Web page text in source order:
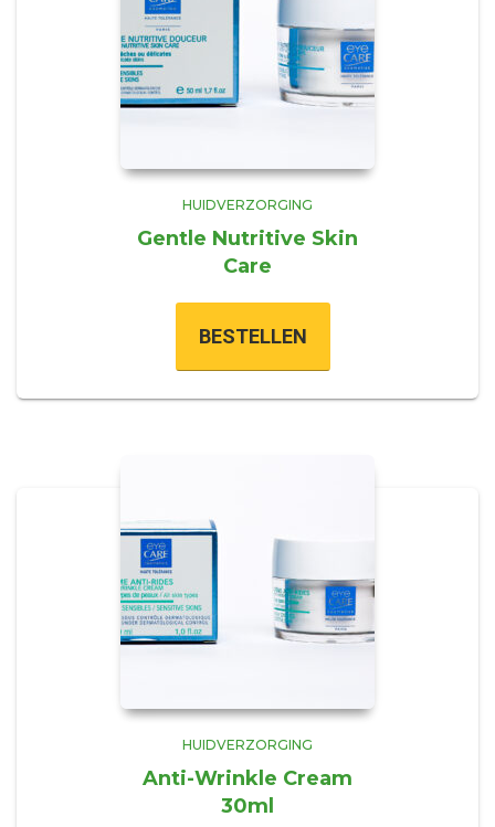
HUIDVERZORGING
Gentle Nutritive Skin
Care
BESTELLEN
HUIDVERZORGING
Anti-Wrinkle Cream
30ml